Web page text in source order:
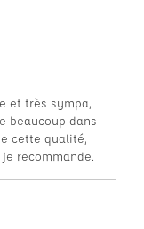
et très sympa,
beaucoup dans
cette qualité,
recommande.